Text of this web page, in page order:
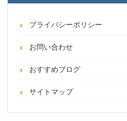
プライバシーポリシー
お問い合わせ
おすすめブログ
サイトマップ